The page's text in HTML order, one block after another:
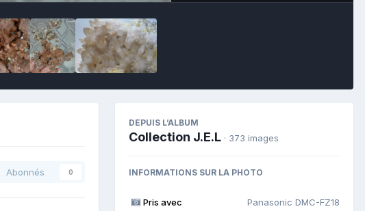
Abonnés 0
DEPUIS L’ALBUM
Collection J.E.L · 373 images
INFORMATIONS SUR LA PHOTO
Pris avec Panasonic DMC-FZ18